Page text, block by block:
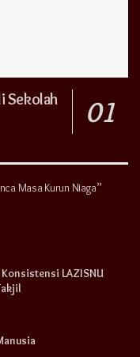
Sekolah
Masa Kurun Niaga”
LAZISNU